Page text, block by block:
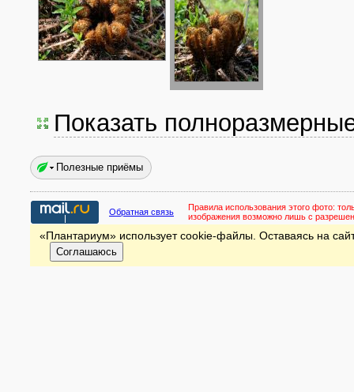
Показать
Полезные приёмы
Обратная связь Правила использования этого фото:
изображения возможно лишь с
«Плантариум» использует cookie-файлы. Оставаясь на
Соглашаюсь